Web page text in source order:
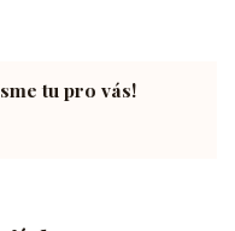
tu pro vás!